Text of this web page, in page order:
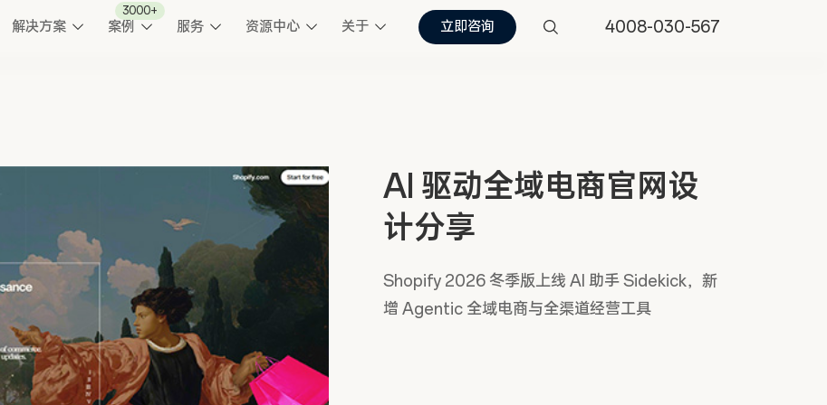
解决方案 案例
3000+
服务 资源中心 关于 立即咨询 4008-030-567
AI 驱动全域电商官网设
计分享
Shopify 2026 冬季版上线 AI 助手 Sidekick，新
增 Agentic 全域电商与全渠道经营工具